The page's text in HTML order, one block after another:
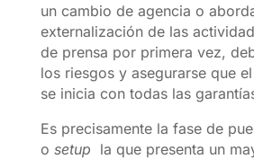
un cambio de agencia o
externalización de las
de prensa por primera vez,
los riesgos y asegurarse que
se inicia con todas las
Es precisamente la fase de
o setup la que presenta un